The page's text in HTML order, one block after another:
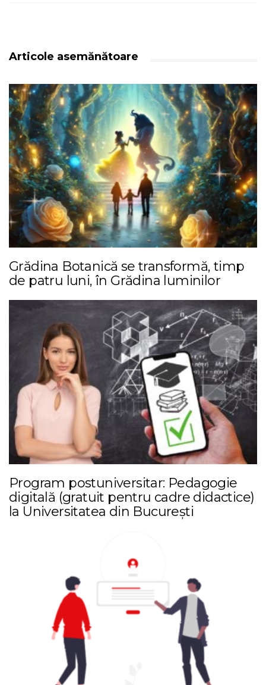
Articole asemănătoare
Grădina Botanică se transformă, timp
de patru luni, în Grădina luminilor
Program postuniversitar: Pedagogie
digitală (gratuit pentru cadre didactice)
la Universitatea din București